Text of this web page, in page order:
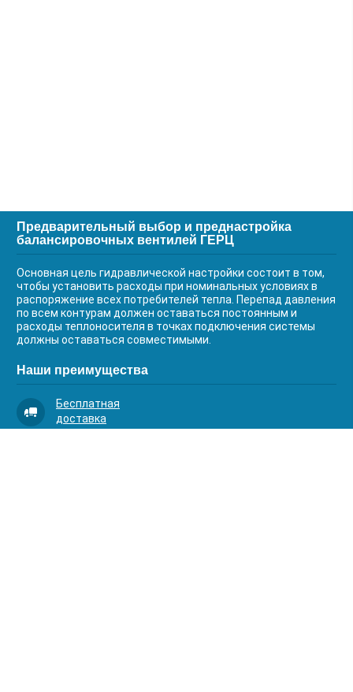
Предварительный выбор и преднастройка
балансировочных вентилей ГЕРЦ
Основная цель гидравлической настройки состоит в том,
чтобы установить расходы при номинальных условиях в
распоряжение всех потребителей тепла. Перепад давления
по всем контурам должен оставаться постоянным и
расходы теплоносителя в точках подключения системы
должны оставаться совместимыми.
Наши преимущества
Бесплатная
доставка